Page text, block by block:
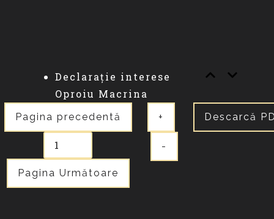
Declarație interese
Oproiu Macrina
Pagina precedentă
Pagina Următoare
+
-
Descarcă